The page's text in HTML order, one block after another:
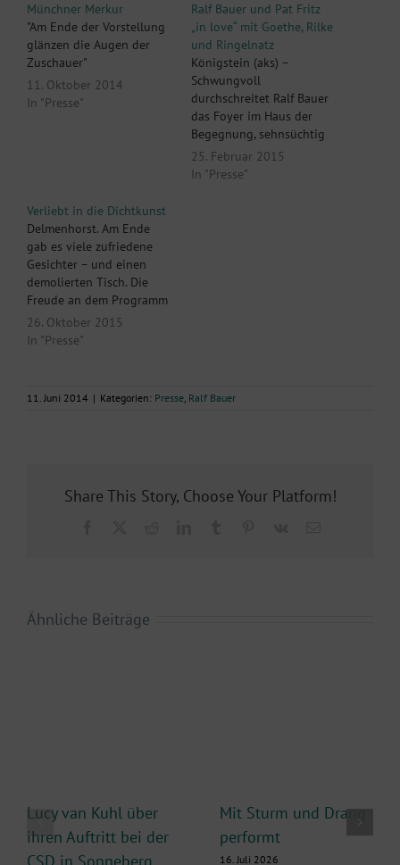
Münchner Merkur
"Am Ende der Vorstellung
glänzen die Augen der
Zuschauer"
11. Oktober 2014
In "Presse"
Ralf Bauer und Pat Fritz
„in love“ mit Goethe, Rilke
und Ringelnatz
Königstein (aks) –
Schwungvoll
durchschreitet Ralf Bauer
das Foyer im Haus der
Begegnung, sehnsüchtig
erwartet vor allem von
den Damen. Auf dem Weg
25. Februar 2015
In "Presse"
Verliebt in die Dichtkunst
Delmenhorst. Am Ende
gab es viele zufriedene
Gesichter – und einen
demolierten Tisch. Die
Freude an dem Programm
„Bauer in Love“ war Ralf
Bauer und dessen
Am Ende gab es viele
26. Oktober 2015
In "Presse"
11. Juni 2014 | Kategorien: Presse, Ralf Bauer
Share This Story, Choose Your Platform!
Ähnliche Beiträge
Lucy van Kuhl über
ihren Auftritt bei der
Mit Sturm und Drang
performt
16. Juli 2026